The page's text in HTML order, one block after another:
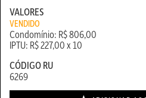
VALORES
VENDIDO
Condomínio: R$ 806,00
IPTU: R$ 227,00 x 10
CÓDIGO RU
6269